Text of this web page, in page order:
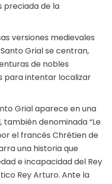
preciada de la
versiones medievales
Grial se centran,
de nobles
para intentar localizar
Grial aparece en una
denominada “Le
el francés Chrétien de
una historia que
e incapacidad del Rey
Rey Arturo. Ante la